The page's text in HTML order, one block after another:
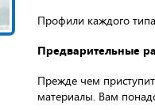
Профили каждого
Предварительные
Прежде чем
материалы. Вам